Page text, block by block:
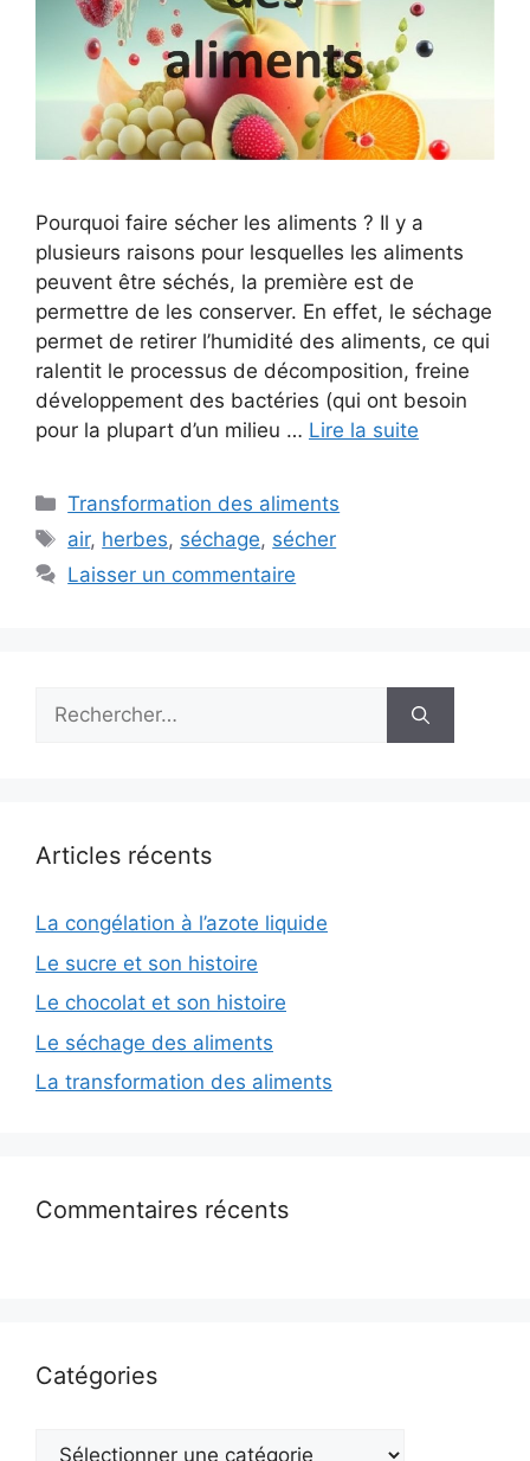
Pourquoi faire sécher les aliments ? Il y a
plusieurs raisons pour lesquelles les aliments
peuvent être séchés, la première est de
permettre de les conserver. En effet, le séchage
permet de retirer l’humidité des aliments, ce qui
ralentit le processus de décomposition, freine
développement des bactéries (qui ont besoin
pour la plupart d’un milieu … Lire la suite
Catégories
Transformation des aliments
Étiquettes
air, herbes, séchage, sécher
Laisser un commentaire
Rechercher :
Articles récents
La congélation à l’azote liquide
Le sucre et son histoire
Le chocolat et son histoire
Le séchage des aliments
La transformation des aliments
Commentaires récents
Catégories
Catégories